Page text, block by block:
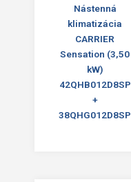
Nástenná
klimatizácia
CARRIER
Sensation (3,50
kW)
42QHB012D8SP
+
38QHG012D8SP